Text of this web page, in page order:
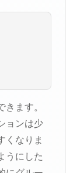
ます。
ョンは少
くなりま
うにした